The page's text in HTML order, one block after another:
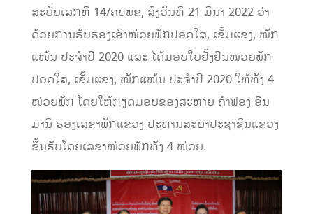
ສະບັບເລກທີ 14/ຄປພຂ, ລົງວັນທີ 21 ມີນາ 2022 ວ່າ
ດ້ວຍການຮັບຮອງເອົາໜ່ວຍພັກປອດໃສ, ເຂັ້ມແຂງ, ໜັກ
ແໜ້ນ ປະຈຳປີ 2020 ແລະ ໄດ້ມອບໃບຢັ້ງຢືນໜ່ວຍພັກ
ປອດໃສ, ເຂັ້ມແຂງ, ໜັກແໜ້ນ ປະຈຳປີ 2020 ໃຫ້ທັງ 4
ໜ່ວຍພັກ ໂດຍໃຫ້ກຽດມອບຂອງສະຫາຍ ຄຳຟອງ ອີນ
ມານີ ຮອງເລຂາພັກແຂວງ ປະທານສະພາປະຊາຊົນແຂວງ
ຂຶ້ນຮັບໂດຍເລຂາໜ່ວຍພັກທັງ 4 ໜ່ວຍ.